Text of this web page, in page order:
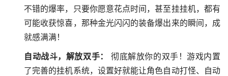
不错的爆率，只要你愿意花点时间，甚至挂挂机，都有
可能收获惊喜，那种金光闪闪的装备爆出来的瞬间，成
就感满满！
自动战斗，解放双手：
彻底解放你的双手！游戏内置
了完善的挂机系统，设置好就能让角色自动打怪、自动